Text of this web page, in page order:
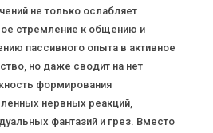
не только ослабляет
стремление к общению и
пассивного опыта в активное
но даже сводит на нет
формирования
нервных реакций,
фантазий и грез. Вместо